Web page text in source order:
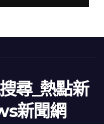
尋_熱點新
新聞網